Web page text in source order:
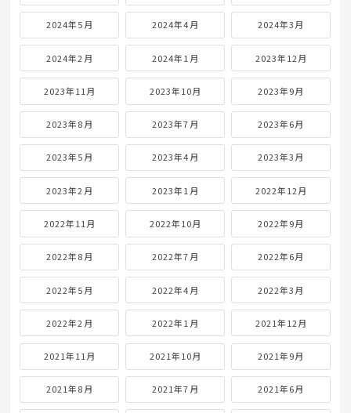
2024年5月 2024年4月 2024年3月
2024年2月 2024年1月 2023年12月
2023年11月 2023年10月 2023年9月
2023年8月 2023年7月 2023年6月
2023年5月 2023年4月 2023年3月
2023年2月 2023年1月 2022年12月
2022年11月 2022年10月 2022年9月
2022年8月 2022年7月 2022年6月
2022年5月 2022年4月 2022年3月
2022年2月 2022年1月 2021年12月
2021年11月 2021年10月 2021年9月
2021年8月 2021年7月 2021年6月